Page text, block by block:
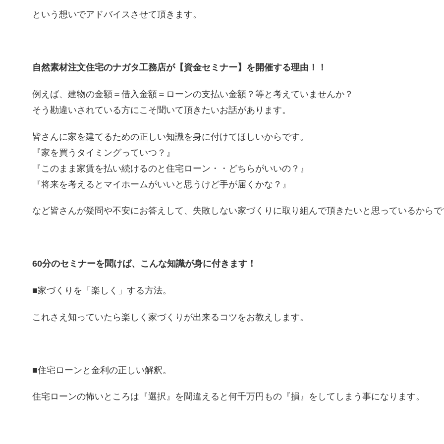
という想いでアドバイスさせて頂きます。
自然素材注文住宅のナガタ工務店が【資金セミナー】を開催する理由！！
例えば、建物の金額＝借入金額＝ローンの支払い金額？等と考えていませんか？
そう勘違いされている方にこそ聞いて頂きたいお話があります。
皆さんに家を建てるための正しい知識を身に付けてほしいからです。
『家を買うタイミングっていつ？』
『このまま家賃を払い続けるのと住宅ローン・・どちらがいいの？ 』
『将来を考えるとマイホームがいいと思うけど手が届くかな？』
など皆さんが疑問や不安にお答えして、失敗しない家づくりに取り組んで頂きたいと思っているから
60分のセミナーを聞けば、こんな知識が身に付きます！
■家づくりを「楽しく」する方法。
これさえ知っていたら楽しく家づくりが出来るコツをお教えします。
■住宅ローンと金利の正しい解釈。
住宅ローンの怖いところは『選択』を間違えると何千万円もの『損』をしてしまう事になります。